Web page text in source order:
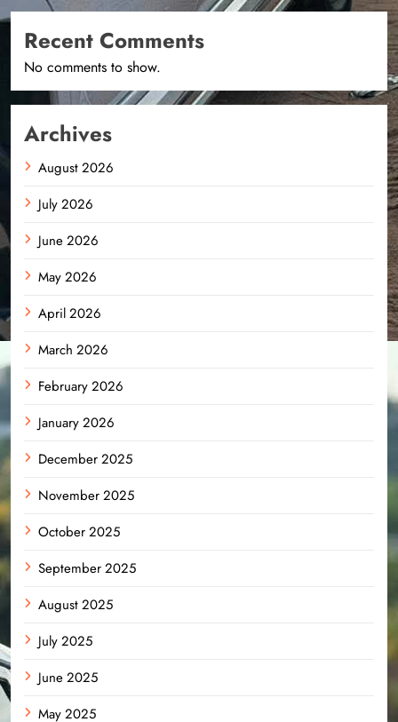
Recent Comments
No comments to show.
Archives
August 2026
July 2026
June 2026
May 2026
April 2026
March 2026
February 2026
January 2026
December 2025
November 2025
October 2025
September 2025
August 2025
July 2025
June 2025
May 2025